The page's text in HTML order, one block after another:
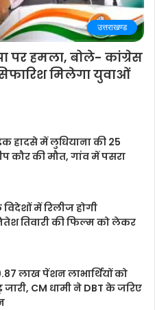
उत्तराखण्ड
पर हमला, बोले- कांग्रेस
मिलेगा युवाओं
हादसे में लुधियाना की 25
कौर की मौत, गांव में पसरा
में रिलीज होगी
तिवारी की फिल्म को लेकर
लाख पेंशन लाभार्थियों को
जारी, CM धामी ने DBT के जरिए